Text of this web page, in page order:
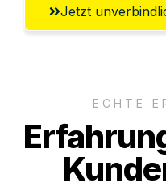
Jetzt
ECHTE